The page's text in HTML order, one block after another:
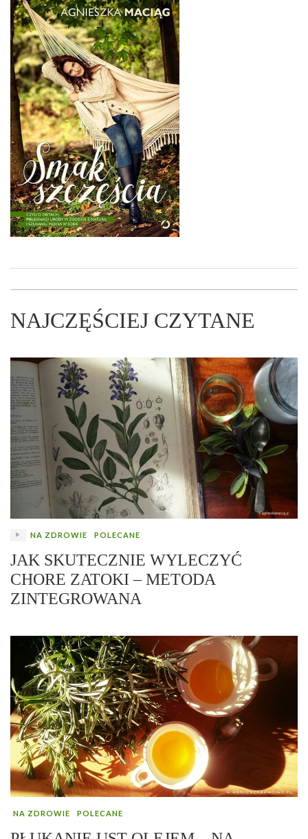
NAJCZĘŚCIEJ CZYTANE
NA ZDROWIE POLECANE
JAK SKUTECZNIE WYLECZYĆ
CHORE ZATOKI – METODA
ZINTEGROWANA
NA ZDROWIE POLECANE